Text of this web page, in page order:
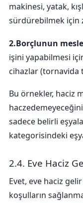
makinesi, yatak,
sürdürebilmek için
2.Borçlunun
işini yapabilmesi
cihazlar (tornavida
Bu örnekler, haciz
sadece belirli
kategorisindeki
2.4. Eve Haciz
Evet, eve haciz
koşulların